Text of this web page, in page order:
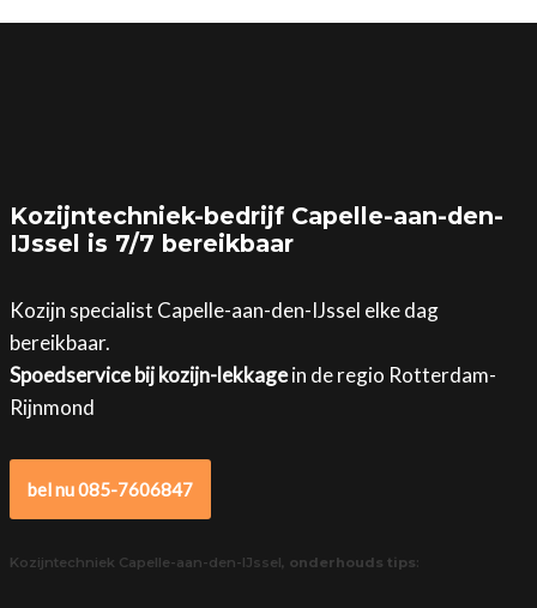
Kozijntechniek-bedrijf Capelle-aan-den-
IJssel is 7/7 bereikbaar
Kozijn specialist Capelle-aan-den-IJssel elke dag
bereikbaar.
Spoedservice bij kozijn-lekkagein de regio Rotterdam-
Rijnmond
bel nu 085-7606847
Kozijntechniek Capelle-aan-den-IJssel, onderhouds tips: